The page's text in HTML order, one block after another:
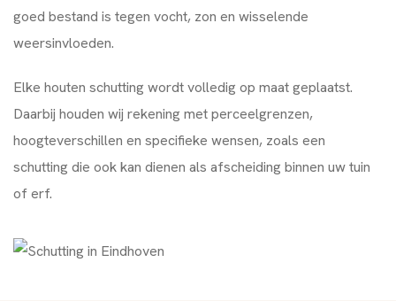
goed bestand is tegen vocht, zon en wisselende
weersinvloeden.
Elke houten schutting wordt volledig op maat geplaatst.
Daarbij houden wij rekening met perceelgrenzen,
hoogteverschillen en specifieke wensen, zoals een
schutting die ook kan dienen als afscheiding binnen uw tuin
of erf.